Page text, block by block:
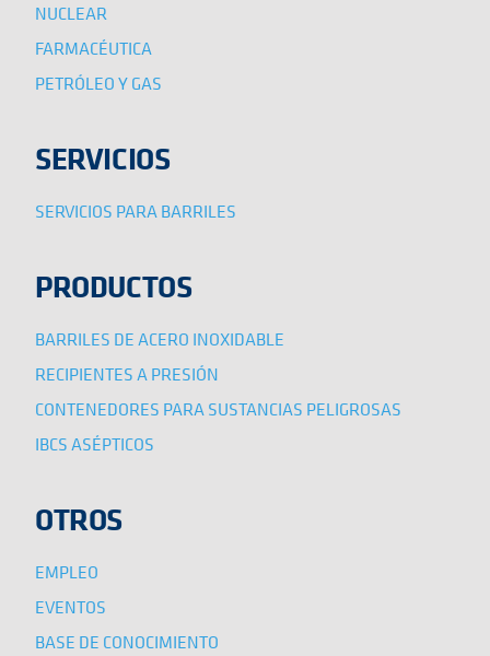
NUCLEAR
FARMACÉUTICA
PETRÓLEO Y GAS
SERVICIOS
SERVICIOS PARA BARRILES
PRODUCTOS
BARRILES DE ACERO INOXIDABLE
RECIPIENTES A PRESIÓN
CONTENEDORES PARA SUSTANCIAS PELIGROSAS
IBCS ASÉPTICOS
OTROS
EMPLEO
EVENTOS
BASE DE CONOCIMIENTO